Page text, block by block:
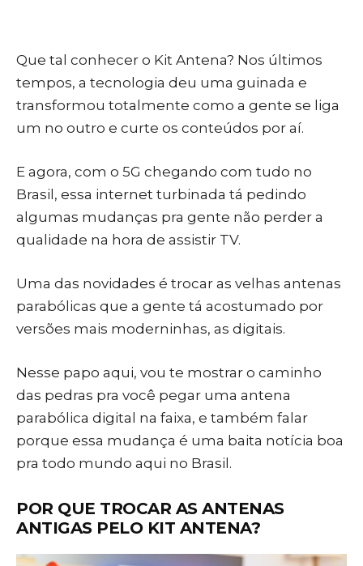
Que tal conhecer o Kit Antena? Nos últimos
tempos, a tecnologia deu uma guinada e
transformou totalmente como a gente se liga
um no outro e curte os conteúdos por aí.
E agora, com o 5G chegando com tudo no
Brasil, essa internet turbinada tá pedindo
algumas mudanças pra gente não perder a
qualidade na hora de assistir TV.
Uma das novidades é trocar as velhas antenas
parabólicas que a gente tá acostumado por
versões mais moderninhas, as digitais.
Nesse papo aqui, vou te mostrar o caminho
das pedras pra você pegar uma antena
parabólica digital na faixa, e também falar
porque essa mudança é uma baita notícia boa
pra todo mundo aqui no Brasil.
POR QUE TROCAR AS ANTENAS
ANTIGAS PELO KIT ANTENA?